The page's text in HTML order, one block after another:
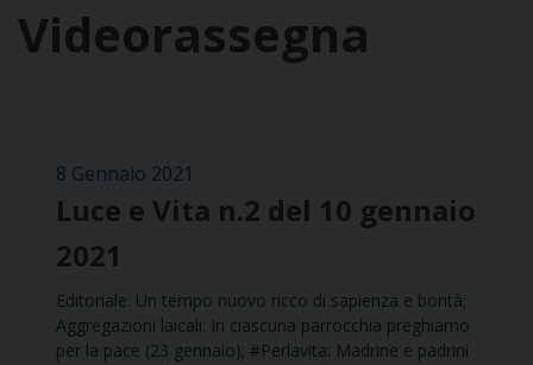
Videorassegna
8 Gennaio 2021
Luce e Vita n.2 del 10 gennaio
2021
Editoriale: Un tempo nuovo ricco di sapienza e bontà;
Aggregazioni laicali: In ciascuna parrocchia preghiamo
per la pace (23 gennaio); #Perlavita: Madrine e padrini